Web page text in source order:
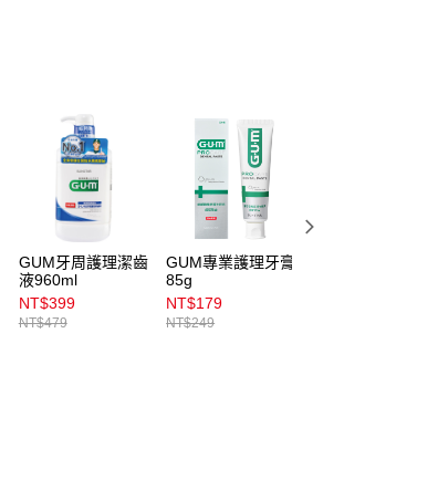
GUM牙周護理潔齒
液960ml
NT$399
NT$479
GUM專業護理牙膏
85g
NT$179
NT$249